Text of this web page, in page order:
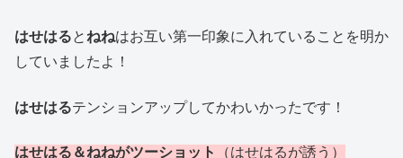
はせはると ねねはお互い第一印象に入れていることを明か
していましたよ！
はせはるテンションアップしてかわいかったです！
はせはる＆ねねがツーショット （はせはるが誘う）